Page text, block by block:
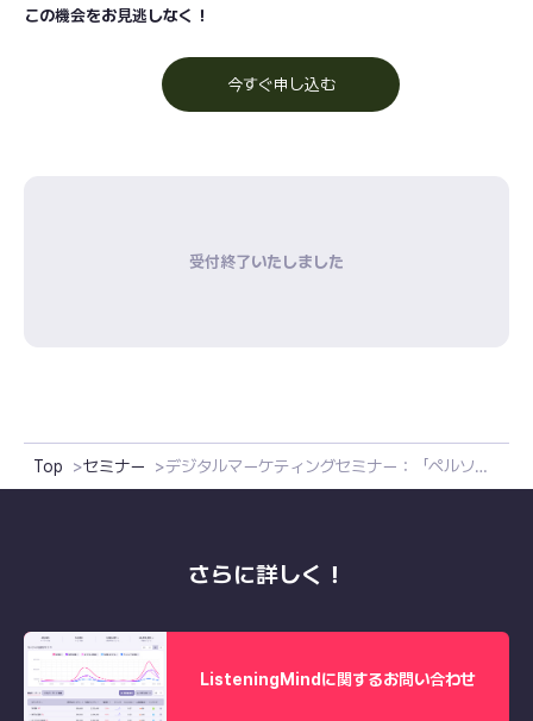
この機会をお見逃しなく！
今すぐ申し込む
受付終了いたしました
Top セミナー デジタルマーケティングセミナー：「ペルソナ設計」編
さらに詳しく！
ListeningMindに関するお問い合わせ